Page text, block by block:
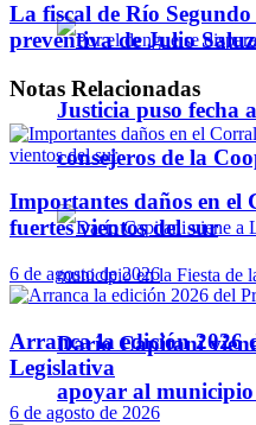
Justicia puso fecha
consejeros de la
Darío Capitani
apoyar al municipio
La fiscal de Río
preventiva de Julio
Notas Relacionadas
Importantes daños en
fuertes vientos del sur
6 de agosto de 2026
Arranca la edición 2026
Legislativa
6 de agosto de 2026